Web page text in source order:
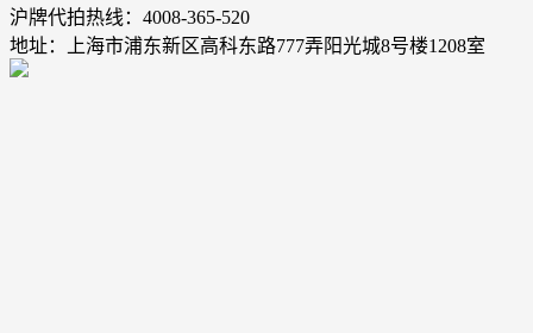
沪牌代拍热线：4008-365-520
地址：上海市浦东新区高科东路777弄阳光城8号楼1208室